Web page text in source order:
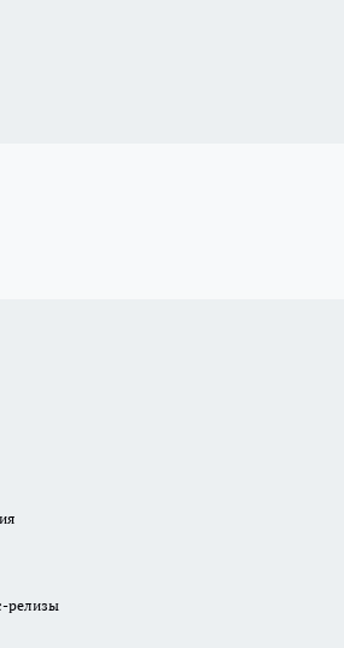
релизы